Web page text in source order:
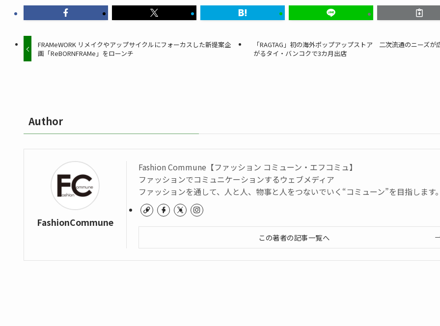
FRAMeWORK リメイクやアップサイクルにフォーカスした新提案企
画「ReBORNFRAMe」をローンチ
「RAGTAG」初の海外ポップアップストア 二次流通のニーズが
がるタイ・バンコクで3カ月出店
Author
FashionCommune
Fashion Commune【ファッション コミューン・エフコミュ】
ファッションでコミュニケーションするウェブメディア
ファッションを通して、人と人、物事と人をつないでいく“コミューン”を目指します
この著者の記事一覧へ